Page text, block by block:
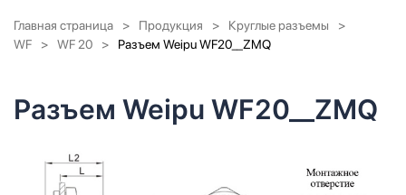
Главная страница Продукция
Круглые разъемы
WF
WF 20 Разъем Weipu WF20__ZMQ
Разъем Weipu WF20__ZMQ